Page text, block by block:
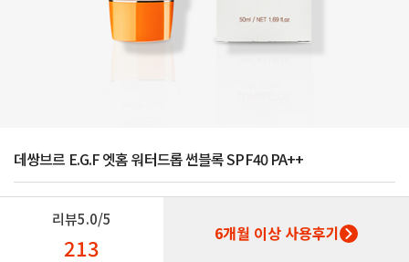
데쌍브르 E.G.F 엣홈 워터드롭 썬블록 SPF40 PA++
리뷰5.0/5
213 6개월 이상 사용후기